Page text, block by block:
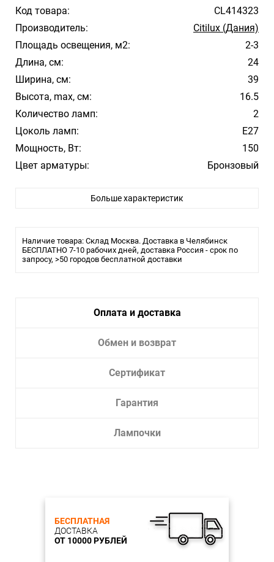
Код товара:
CL414323
Производитель:
Citilux (Дания)
Площадь освещения, м2:
2-3
Длина, см:
24
Ширина, см:
39
Высота, max, см:
16.5
Количество ламп:
2
Цоколь ламп:
E27
Мощность, Вт:
150
Цвет арматуры:
Бронзовый
Материал плафона/абажура:
Тип лампы:
накаливания или LED
Больше характеристик
Наличие товара: Склад Москва. Доставка в Челябинск
БЕСПЛАТНО 7-10 рабочих дней, доставка Россия - срок по
запросу, >50 городов бесплатной доставки
Оплата и доставка
Обмен и возврат
Сертификат
Гарантия
Лампочки
БЕСПЛАТНАЯ
ДОСТАВКА
ОТ 10000 РУБЛЕЙ